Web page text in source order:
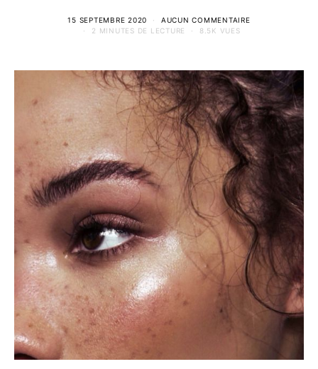
15 SEPTEMBRE 2020
AUCUN COMMENTAIRE
2 MINUTES DE LECTURE
8.5K VUES